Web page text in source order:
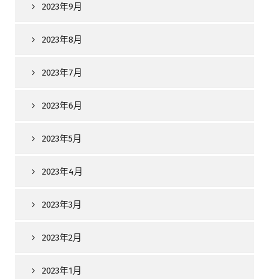
2023年9月
2023年8月
2023年7月
2023年6月
2023年5月
2023年4月
2023年3月
2023年2月
2023年1月